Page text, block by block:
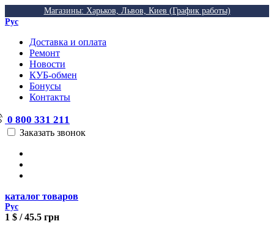
Магазины: Харьков, Львов, Киев (График работы)
Рус
Доставка и оплата
Ремонт
Новости
КУБ-обмен
Бонусы
Контакты
0 800 331 211
Заказать звонок
каталог товаров
Рус
1 $ / 45.5 грн